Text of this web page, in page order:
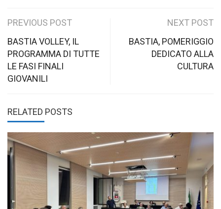
Post
navigation
PREVIOUS POST
BASTIA VOLLEY, IL
PROGRAMMA DI TUTTE
LE FASI FINALI
GIOVANILI
NEXT POST
BASTIA, POMERIGGIO
DEDICATO ALLA
CULTURA
RELATED POSTS